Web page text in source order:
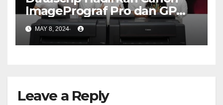
ImagePrograf Pro dan GP
Series
MAY 8, 2024
Leave a Reply